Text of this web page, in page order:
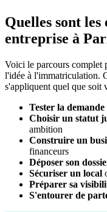
Quelles sont les
entreprise à
Voici le parcours complet
l'idée à l'immatriculation.
s'appliquent quel que soit
Tester la demande
Choisir un statut
ambition
Construire un
financeurs
Déposer son
Sécuriser un local
Préparer sa
S'entourer de